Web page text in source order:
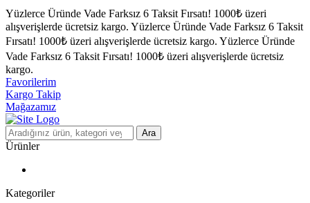
Yüzlerce Üründe Vade Farksız 6 Taksit Fırsatı! 1000₺ üzeri
alışverişlerde ücretsiz kargo. Yüzlerce Üründe Vade Farksız 6 Taksit
Fırsatı! 1000₺ üzeri alışverişlerde ücretsiz kargo. Yüzlerce Üründe
Vade Farksız 6 Taksit Fırsatı! 1000₺ üzeri alışverişlerde ücretsiz
kargo.
Favorilerim
Kargo Takip
Mağazamız
Ara
Ürünler
Kategoriler